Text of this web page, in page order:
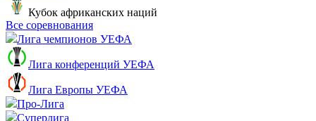
Кубок африканских наций
Все соревнования
Лига чемпионов УЕФА
Лига конференций УЕФА
Лига Европы УЕФА
Про-Лига
Суперлига